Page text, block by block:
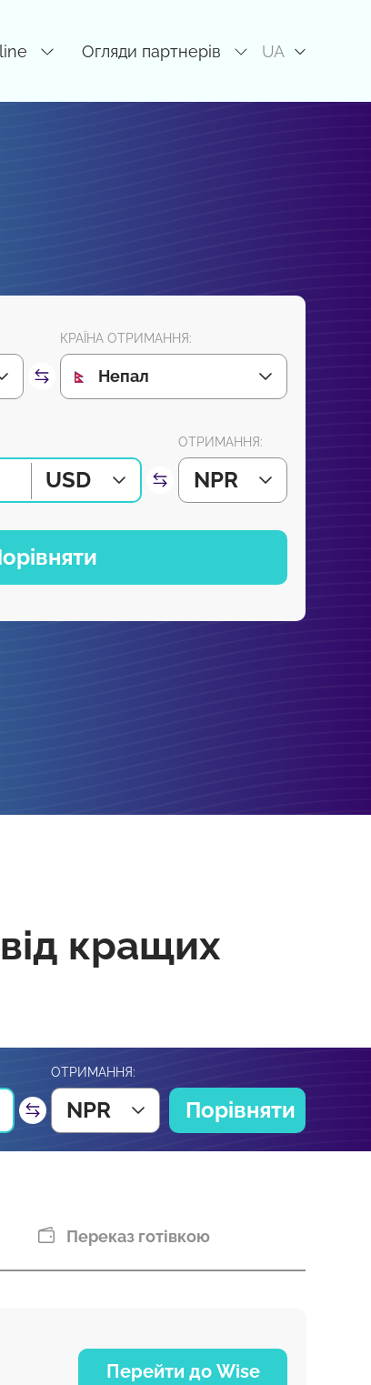
Огляди партнерів UA
КРАЇНА ОТРИМАННЯ:
Непал
USD
ОТРИМАННЯ:
NPR
кращих
ОТРИМАННЯ:
NPR Порівняти
Переказ готівкою
Перейти до Wise